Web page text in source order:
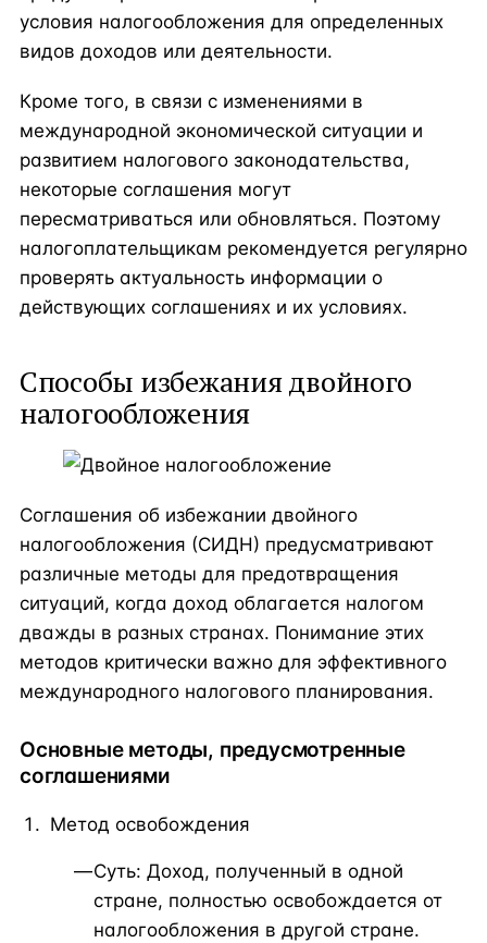
условия налогообложения для определенных
видов доходов или деятельности.
Кроме того, в связи с изменениями в
международной экономической ситуации и
развитием налогового законодательства,
некоторые соглашения могут
пересматриваться или обновляться. Поэтому
налогоплательщикам рекомендуется регулярно
проверять актуальность информации о
действующих соглашениях и их условиях.
Способы избежания двойного
налогообложения
Соглашения об избежании двойного
налогообложения (СИДН) предусматривают
различные методы для предотвращения
ситуаций, когда доход облагается налогом
дважды в разных странах. Понимание этих
методов критически важно для эффективного
международного налогового планирования.
Основные методы, предусмотренные
соглашениями
Метод освобождения
Суть: Доход, полученный в одной
стране, полностью освобождается от
налогообложения в другой стране.